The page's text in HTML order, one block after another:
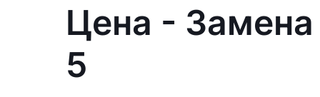
Цена - Замена
5